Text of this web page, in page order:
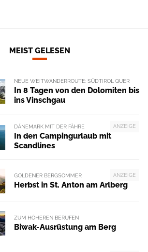
MEIST GELESEN
NEUE WEITWANDERROUTE: SÜDTIROL QUER
In 8 Tagen von den Dolomiten bis
ins Vinschgau
ANZEIGE
DÄNEMARK MIT DER FÄHRE
In den Campingurlaub mit
Scandlines
ANZEIGE
GOLDENER BERGSOMMER
Herbst in St. Anton am Arlberg
ZUM HÖHEREN BERUFEN
Biwak-Ausrüstung am Berg